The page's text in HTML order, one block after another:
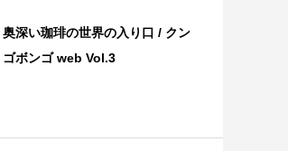
奥深い珈琲の世界の入り口 / クン
ゴボンゴ web Vol.3